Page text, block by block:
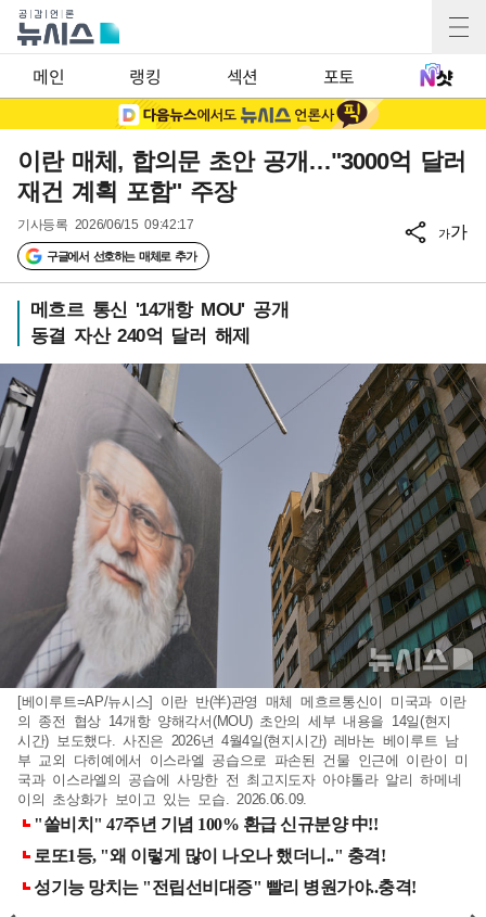
메인 랭킹 섹션 포토
이란 매체, 합의문 초안 공개…"3000억 달러
재건 계획 포함" 주장
기사등록 2026/06/15 09:42:17
구글에서 선호하는 매체로 추가
가가
메흐르 통신 '14개항 MOU' 공개
동결 자산 240억 달러 해제
[베이루트=AP/뉴시스] 이란 반(半)관영 매체 메흐르통신이 미국과 이란
의 종전 협상 14개항 양해각서(MOU) 초안의 세부 내용을 14일(현지
시간) 보도했다. 사진은 2026년 4월4일(현지시간) 레바논 베이루트 남
부 교외 다히예에서 이스라엘 공습으로 파손된 건물 인근에 이란이 미
국과 이스라엘의 공습에 사망한 전 최고지도자 아야톨라 알리 하메네
이의 초상화가 보이고 있는 모습. 2026.06.09.